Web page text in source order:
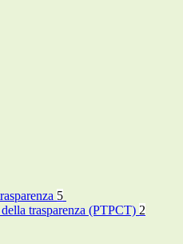
5
trasparenza (PTPCT) 2